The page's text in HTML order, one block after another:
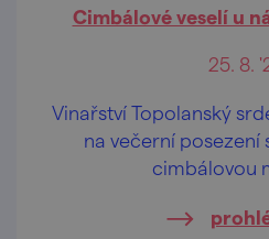
Cimbálové veselí u
25. 8.
Vinařství Topolanský
na večerní posezení
cimbálovou